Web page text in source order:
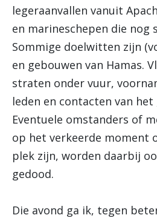
legeraanvallen vanuit
en marineschepen die nog
Sommige doelwitten zijn
en gebouwen van Hamas.
straten onder vuur,
leden en contacten van
Eventuele omstanders of
op het verkeerde moment
plek zijn, worden daarbij
gedood.
Die avond ga ik, tegen